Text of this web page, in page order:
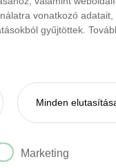
vonatkozó
gyűjtöttek.
Minden
Marketing